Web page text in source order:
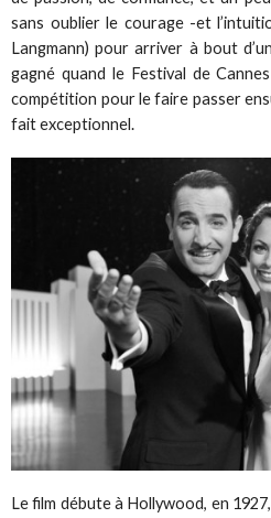
sans oublier le courage -et
Langmann) pour arriver à bout
gagné quand le Festival de
compétition pour le faire passer
fait exceptionnel.
Le film débute à Hollywood, en